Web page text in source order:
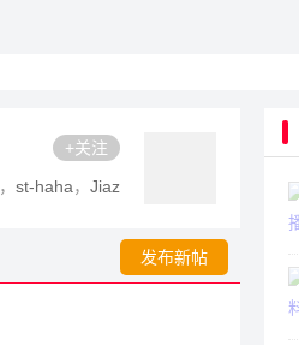
， st-haha， Jiaz
+关注
发布新帖